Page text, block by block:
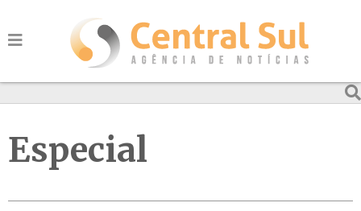
Especial